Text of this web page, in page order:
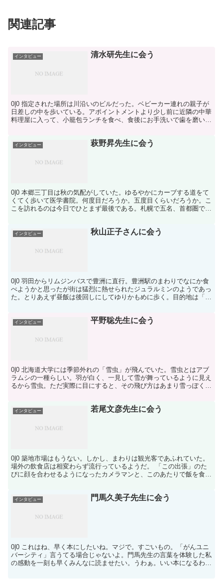
関連記事
インタビュー 清水研先生に会う
0|0 指定された場所は川沿いのビルだった。ベビーカー連れの親子が
日差しの中を歩いている。アポイントメントより少し前に近隣の中華
料理屋に入って、小籠包ランチを食べ、食後にお手洗いで歯を磨いて
インタビュー 萩野昇先生に会う
0|0 本郷三丁目は秋の気配がしていた。ゆるやかにカーブする道をて
くてく歩いて医学書院。何度目だろうか。五度目くらいだろうか。こ
こを訪れるのは今日でひとまず最後である。札幌で五名、首都圏で十
インタビュー 秋山正子さんに会う
0|0 羽田からリムジンバスで豊洲に直行。豊洲駅のまわりでなにか食
べようかと思ったが街は猛烈に熱せられたジュラルミンのようであっ
た。とりあえず昼飯は後回しにしてゆりかもめに歩く。目的地は「市
インタビュー 平野聡先生に会う
0|0 北海道大学には季節外れの「雪虫」が飛んでいた。雪虫とはアブ
ラムシの一種らしい。羽が白く、一見して雪が舞っているように見え
るから雪虫。ただ実際に目にすると、その飛び方はあまり雪っぽくは
インタビュー 若尾文彦先生に会う
0|0 築地市場はもうない。しかし、まわりは観光客であふれていた。
場外の飲食店は相変わらず流行っているようだ。 「この出張」のた
びに顔を合わせるようになったカメラマンと、このあたりで飯を食っ
インタビュー 門馬久美子先生に会う
0|0 これはね、早く本にしたいね。マジで。すごいもの。「がんユニ
バーシティ」言うてる場合じゃないよ。門馬先生の言葉を体験した私
の感動を一刻も早くみんなに読ませたい。うわぁ。いい本になるわ